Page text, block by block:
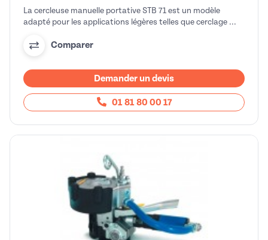
La cercleuse manuelle portative STB 71 est un modèle
adapté pour les applications légères telles que cerclage ...
Comparer
Demander un devis
01 81 80 00 17